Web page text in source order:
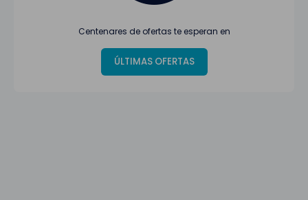
Centenares de ofertas te esperan en
ÚLTIMAS OFERTAS